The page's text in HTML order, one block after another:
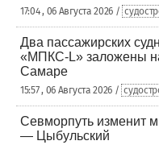
17:04 , 06 Августа 2026 /
Два пассажирских
«МПКС-L» заложены
Самаре
15:57 , 06 Августа 2026 /
Севморпуть изменит
— Цыбульский